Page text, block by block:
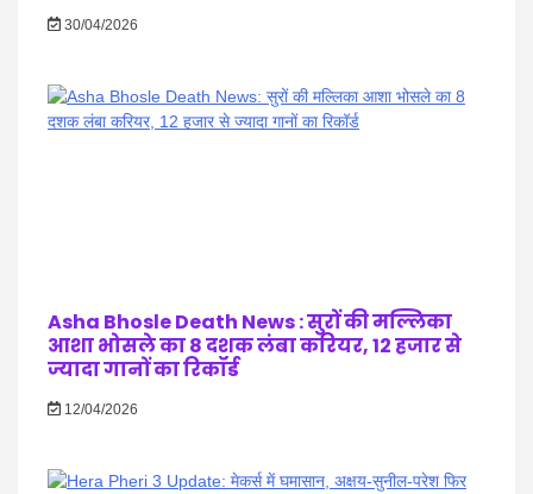
30/04/2026
Asha Bhosle Death News : सुरों की मल्लिका
आशा भोसले का 8 दशक लंबा करियर, 12 हजार से
ज्यादा गानों का रिकॉर्ड
12/04/2026